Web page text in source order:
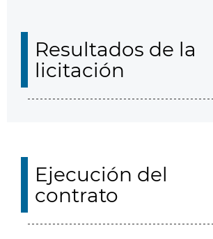
Resultados de la
licitación
Ejecución del
contrato